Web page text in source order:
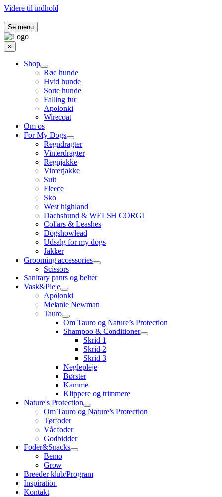
Videre til indhold
Se menu
×
Shop
Rød hunde
Hvid hunde
Sorte hunde
Falling fur
Apolonki
Wirecoat
Om os
For My Dogs
Regndragter
Vinterdragter
Regnjakke
Vinterjakke
Suit
Fleece
Sko
West highland
Dachshund & WELSH CORGI
Collars & Leashes
Dogshowlead
Udsalg for my dogs
Jakker
Grooming accessories
Scissors
Sanitary pants og belter
Vask&Pleje
Apolonki
Melanie Newman
Tauro
Om Tauro og Nature’s Protection
Shampoo & Conditioner
Skrid 1
Skrid 2
Skrid 3
Neglepleje
Børster
Kamme
Klippere og trimmere
Nature's Protection
Om Tauro og Nature’s Protection
Tørfoder
Vådfoder
Godbidder
Foder&Snacks
Bemo
Grow
Breeder klub/Program
Inspiration
Kontakt